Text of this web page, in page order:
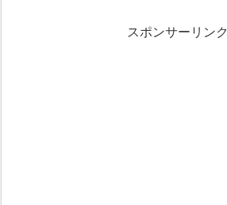
スポンサーリンク